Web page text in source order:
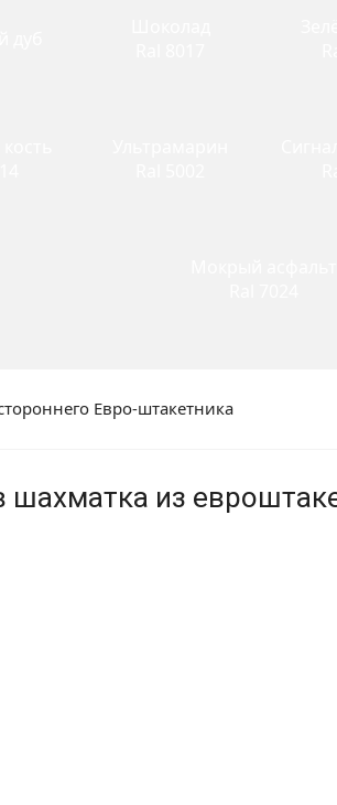
Евро-штакетника
шахматка из